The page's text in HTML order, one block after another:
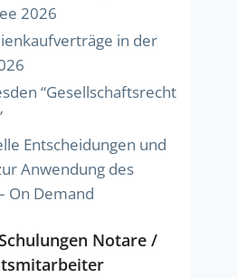
2026
in der
“Gesellschaftsrecht
Entscheidungen und
Anwendung des
On Demand
Notare /